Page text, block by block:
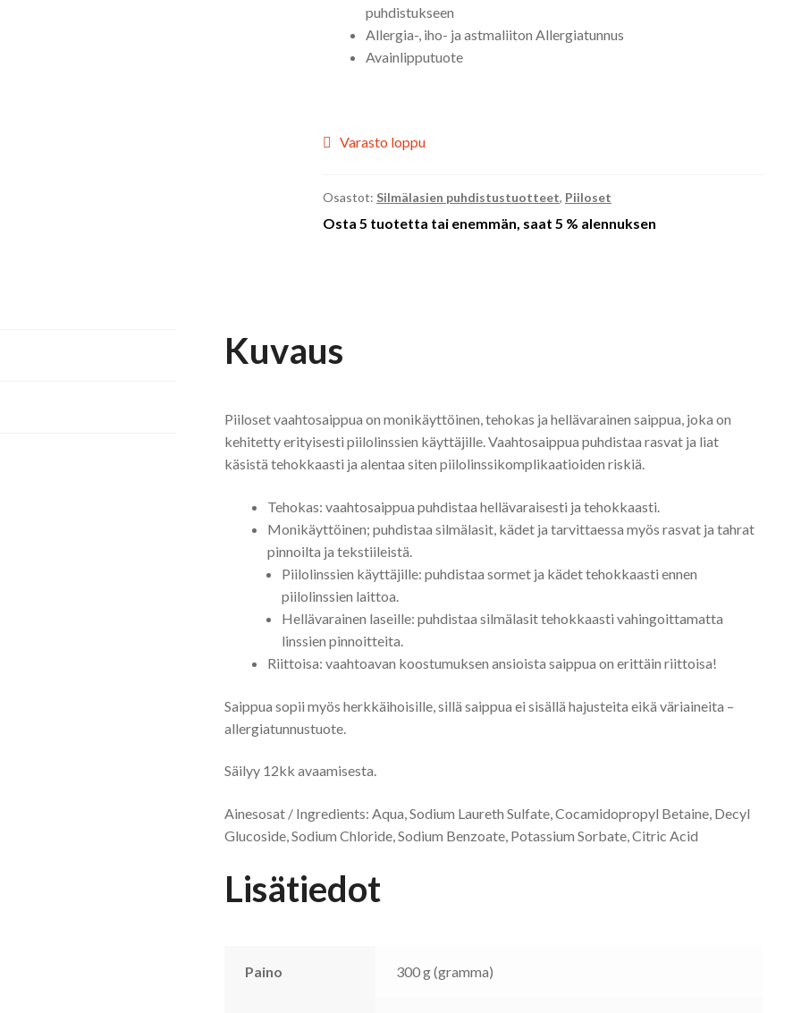
puhdistukseen
Allergia-, iho- ja astmaliiton Allergiatunnus
Avainlipputuote
Varasto loppu
Osastot: Silmälasien puhdistustuotteet, Piiloset
Osta 5 tuotetta tai enemmän, saat 5 % alennuksen
Kuvaus
Piiloset vaahtosaippua on monikäyttöinen, tehokas ja hellävarainen saippua, joka on
kehitetty erityisesti piilolinssien käyttäjille. Vaahtosaippua puhdistaa rasvat ja liat
käsistä tehokkaasti ja alentaa siten piilolinssikomplikaatioiden riskiä.
Tehokas: vaahtosaippua puhdistaa hellävaraisesti ja tehokkaasti.
Monikäyttöinen; puhdistaa silmälasit, kädet ja tarvittaessa myös rasvat ja tahrat
pinnoilta ja tekstiileistä.
Piilolinssien käyttäjille: puhdistaa sormet ja kädet tehokkaasti ennen
piilolinssien laittoa.
Hellävarainen laseille: puhdistaa silmälasit tehokkaasti vahingoittamatta
linssien pinnoitteita.
Riittoisa: vaahtoavan koostumuksen ansioista saippua on erittäin riittoisa!
Saippua sopii myös herkkäihoisille, sillä saippua ei sisällä hajusteita eikä väriaineita –
allergiatunnustuote.
Säilyy 12kk avaamisesta.
Ainesosat / Ingredients: Aqua, Sodium Laureth Sulfate, Cocamidopropyl Betaine, Decyl
Glucoside, Sodium Chloride, Sodium Benzoate, Potassium Sorbate, Citric Acid
Lisätiedot
Paino 300 g (gramma)